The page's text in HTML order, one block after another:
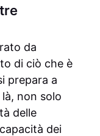
da
di ciò che è
prepara a
non solo
delle
dei